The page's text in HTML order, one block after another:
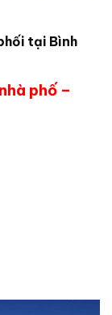
tại Bình
phố –